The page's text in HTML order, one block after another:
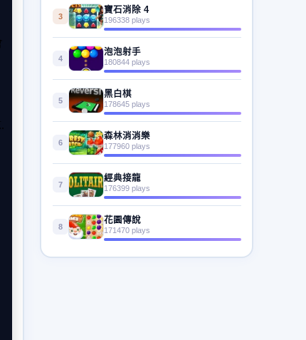
3
寶石消除 4
196338 plays
4
泡泡射手
180844 plays
5
黑白棋
178645 plays
6
森林消消樂
177960 plays
7
經典接龍
176399 plays
8
花園傳說
171470 plays